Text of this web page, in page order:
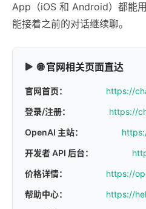
App（iOS 和 Android）都能
能接着之前的对话继续聊。
🌐 官网相关页面直达
官网首页：
https://
登录/注册：
https://
OpenAI 主站：
开发者 API 后台：
价格详情：
https://
帮助中心：
https://